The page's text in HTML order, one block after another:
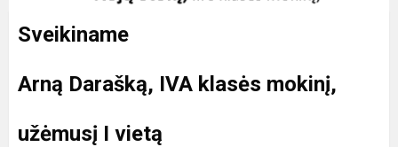
Sveikiname
Arną Darašką, IVA klasės mokinį,
užėmusį I vietą